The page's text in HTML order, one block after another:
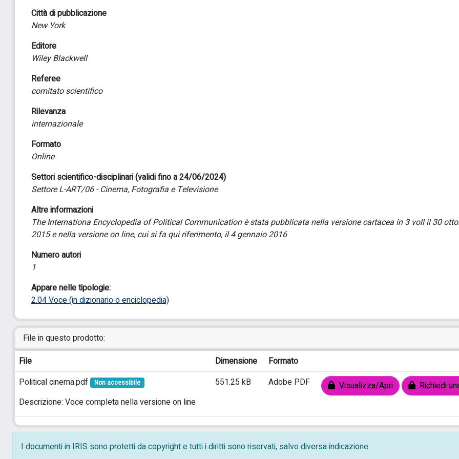
Città di pubblicazione
New York
Editore
Wiley Blackwell
Referee
comitato scientifico
Rilevanza
internazionale
Formato
Online
Settori scientifico-disciplinari (validi fino a 24/06/2024)
Settore L-ART/06 - Cinema, Fotografia e Televisione
Altre informazioni
The Internationa Encyclopedia of Political Communication è stata pubblicata nella versione cartacea in 3 voll il 30
2015 e nella versione on line, cui si fa qui riferimento, il 4 gennaio 2016
Numero autori
1
Appare nelle tipologie:
2.04 Voce (in dizionario o enciclopedia)
File in questo prodotto:
File
Dimensione
Formato
Political cinema.pdf
Non accessibile
Descrizione: Voce completa nella versione on line
551.25 kB Adobe PDF Visualizza/Apri Richiedi
I documenti in IRIS sono protetti da copyright e tutti i diritti sono riservati, salvo diversa indicazione.